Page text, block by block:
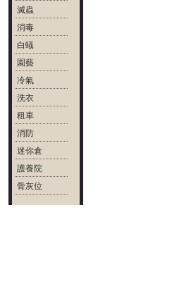
滅蟲
消毒
白蟻
園藝
冷氣
洗衣
租車
消防
迷你倉
護養院
骨灰位